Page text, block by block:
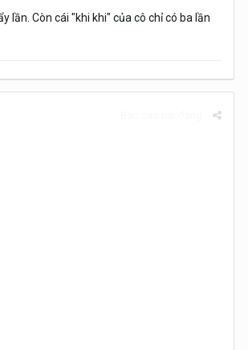
lần. Còn cái "khi khi" của cô chỉ có ba lần